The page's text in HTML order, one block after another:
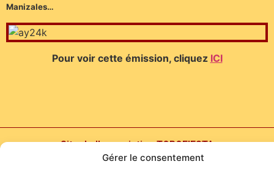
Gérer le consentement
Manizales…
Pour voir cette émission, cliquez ICI
Site de l'association TOROFIESTA